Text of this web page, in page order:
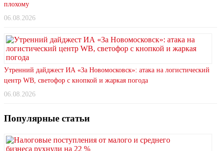
плохому
06.08.2026
Утренний дайджест ИА «За Новомосковск»: атака на логистический
центр WB, светофор с кнопкой и жаркая погода
06.08.2026
Популярные статьи